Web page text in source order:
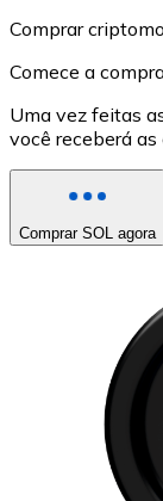
Comprar
Comece a
Uma vez feitas
você receberá as
Comprar SOL agora